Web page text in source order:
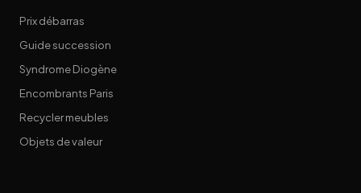
Prix débarras
Guide succession
Syndrome Diogène
Encombrants Paris
Recycler meubles
Objets de valeur